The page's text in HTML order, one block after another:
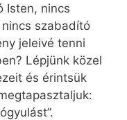
Isten, nincs
szabadító
jeleivé tenni
Lépjünk közel
és érintsük